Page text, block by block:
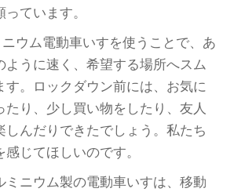
ています。
ウム電動車いすを使うことで、あ
ように速く、希望する場所へスム
す。ロックダウン前には、お気に
たり、少し買い物をしたり、友人
しんだりできたでしょう。私たち
じてほしいのです。
ミニウム製の電動車いすは、移動